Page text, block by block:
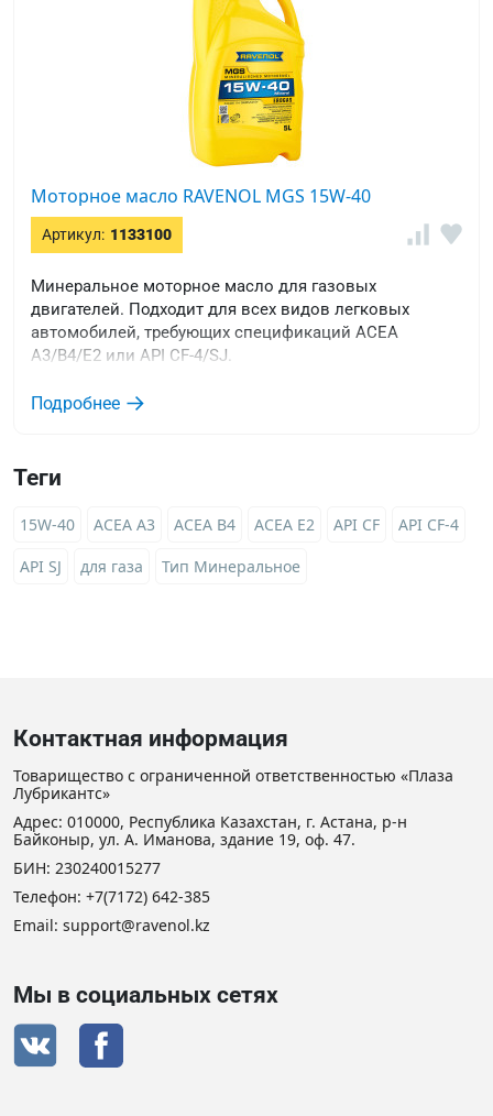
Теги
15W-40 ACEA A3 ACEA B4 ACEA E2 API CF
API CF-4
API SJ
для газа Тип Минеральное
Моторное масло RAVENOL MGS 15W-40
Артикул: 1133100
Минеральное моторное масло для газовых
двигателей. Подходит для всех видов легковых
автомобилей, требующих спецификаций ACEA
A3/B4/E2 или API CF-4/SJ.
Подробнее
Контактная информация
Товарищество с ограниченной ответственностью «Плаза
Лубрикантс»
Адрес: 010000, Республика Казахстан, г. Астана, р-н
Байконыр, ул. А. Иманова, здание 19, оф. 47.
БИН: 230240015277
Телефон: +7(7172) 642-385
Email: support@ravenol.kz
Мы в социальных сетях